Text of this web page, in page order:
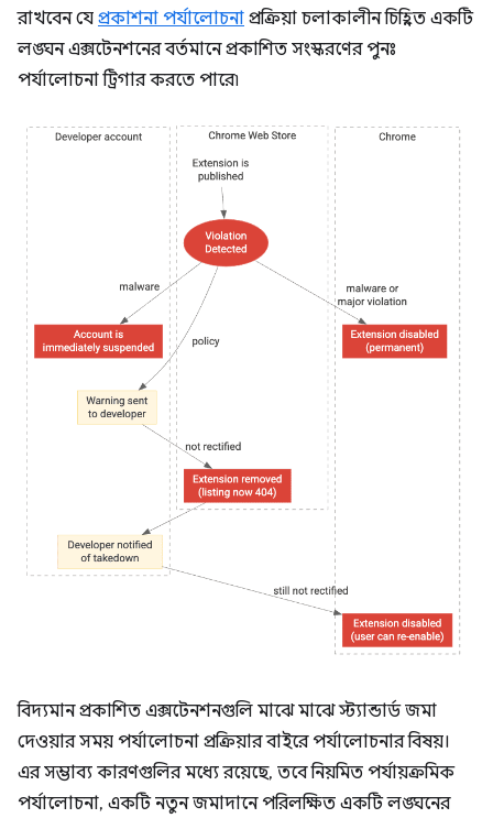
রাখবেন যে প্রকাশনা পর্যালোচনা প্রক্রিয়া চলাকালীন চিহ্নিত একটি
লঙ্ঘন এক্সটেনশনের বর্তমানে প্রকাশিত সংস্করণের পুনঃ
পর্যালোচনা ট্রিগার করতে পারে৷
বিদ্যমান প্রকাশিত এক্সটেনশনগুলি মাঝে মাঝে স্ট্যান্ডার্ড জমা
দেওয়ার সময় পর্যালোচনা প্রক্রিয়ার বাইরে পর্যালোচনার বিষয়।
এর সম্ভাব্য কারণগুলির মধ্যে রয়েছে, তবে নিয়মিত পর্যায়ক্রমিক
পর্যালোচনা, একটি নতুন জমাদানে পরিলক্ষিত একটি লঙ্ঘনের